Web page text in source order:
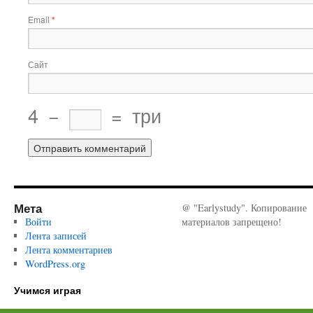
Email *
Сайт
4 − = три
Мета
Войти
Лента записей
Лента комментариев
WordPress.org
@ "Earlystudy". Копирование
материалов запрещено!
Учимся играя